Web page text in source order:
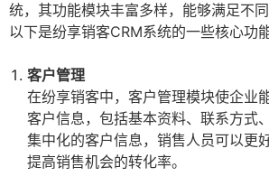
统，其功能模块丰富多样，能够满足不同
以下是纷享销客CRM系统的一些核心功能
客户管理
在纷享销客中，客户管理模块使企业
客户信息，包括基本资料、联系方式
集中化的客户信息，销售人员可以更
提高销售机会的转化率。